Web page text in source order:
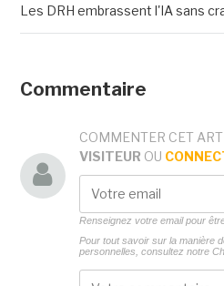
Les DRH embrassent l'IA sans
Commentaire
COMMENTER CET
VISITEUR OU
Renseignez votre email pour
Pour tout savoir sur la manière
personnelles, consultez notre